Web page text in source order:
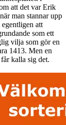
att det var Erik
man stannar upp
att
som ett
vilja som gör en
1413. Men en
kalla sig det.